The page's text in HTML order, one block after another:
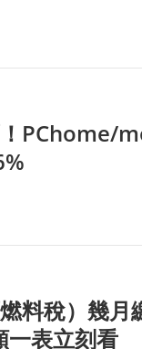
PChome/
料稅）幾月
一表立刻看